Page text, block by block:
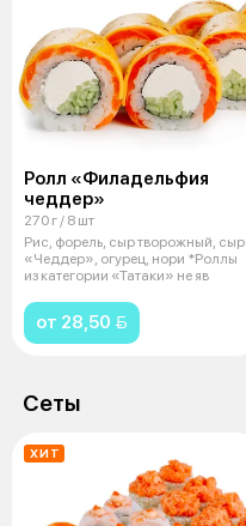
Ролл «Филадельфия
чеддер»
270 г / 8 шт
Рис, форель, сыр творожный, сыр
«Чеддер», огурец, нори *Роллы
из категории «Татаки» не яв
от 28,50 
Сеты
ХИТ